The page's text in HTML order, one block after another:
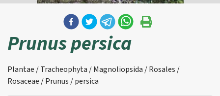
Prunus persica
Plantae / Tracheophyta / Magnoliopsida / Rosales /
Rosaceae / Prunus / persica